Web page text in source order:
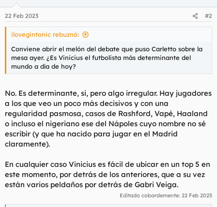
e
s
22 Feb 2023 #2
ilovegintonic rebuznó:
Conviene abrir el melón del debate que puso Carletto sobre la
mesa ayer. ¿Es Vinicius el futbolista más determinante del
mundo a día de hoy?
No. Es determinante, si, pero algo irregular. Hay jugadores
a los que veo un poco más decisivos y con una
regularidad pasmosa, casos de Rashford, Vapé, Haaland
o incluso el nigeriano ese del Nápoles cuyo nombre no sé
escribir (y que ha nacido para jugar en el Madrid
claramente).
En cualquier caso Vinicius es fácil de ubicar en un top 5 en
este momento, por detrás de los anteriores, que a su vez
están varios peldaños por detrás de Gabri Veiga.
Editado cobardemente: 22 Feb 2023